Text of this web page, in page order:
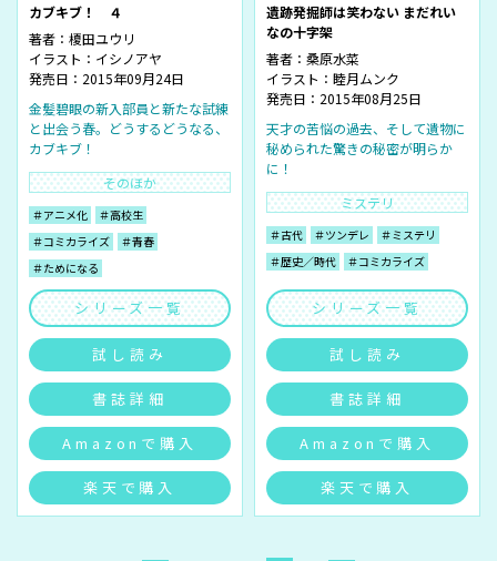
カブキブ！ ４
著者： 榎田ユウリ
イラスト： イシノアヤ
発売日：2015年09月24日
金髪碧眼の新入部員と新たな試練
と出会う春。どうするどうなる、
カブキブ！
そのほか
＃アニメ化
＃高校生
＃コミカライズ
＃青春
＃ためになる
シリーズ一覧
試し読み
書誌詳細
Amazonで購入
楽天で購入
遺跡発掘師は笑わない まだれい
なの十字架
著者： 桑原水菜
イラスト： 睦月ムンク
発売日：2015年08月25日
天才の苦悩の過去、そして遺物に
秘められた驚きの秘密が明らか
に！
ミステリ
＃古代 ＃ツンデレ
＃ミステリ
＃歴史／時代
＃コミカライズ
シリーズ一覧
試し読み
書誌詳細
Amazonで購入
楽天で購入